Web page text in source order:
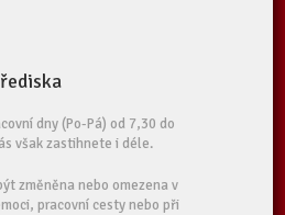
dny (Po-Pá) od 7,30 do
však zastihnete i déle.
změněna nebo omezena v
pracovní cesty nebo při